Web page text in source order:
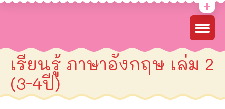
เรียนรู้ ภาษาอังกฤษ เล่ม 2
(3-4ปี)